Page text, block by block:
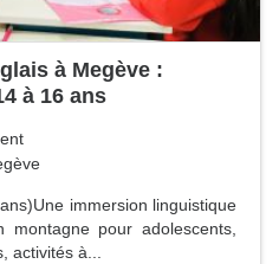
à Megève :
à 16 ans
immersion linguistique
montagne pour adolescents,
activités à...